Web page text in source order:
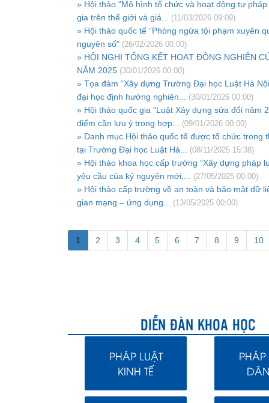
» Hội thảo “Mô hình tổ chức và hoạt động tư
gia trên thế giới và giá...
(11/03/2026 09:09)
» Hội thảo quốc tế “Phòng ngừa tội phạm xuyên
nguyên số” (26/02/2026 00:00)
» HỘI NGHỊ TỔNG KẾT HOẠT ĐỘNG NGHIÊN
NĂM 2025 (30/01/2026 00:00)
» Tọa đàm “Xây dựng Trường Đại học Luật Hà
đại học định hướng nghiên...
(30/01/2026 00:00)
» Hội thảo quốc gia "Luật Xây dựng sửa đổi năm
điểm cần lưu ý trong hợp...
(09/01/2026 00:00)
» Danh mục Hội thảo quốc tế được tổ chức trong
tại Trường Đại học Luật Hà...
(08/11/2025 15:38)
» Hội thảo khoa học cấp trường “Xây dựng pháp
yêu cầu của kỷ nguyên mới,...
(27/05/2025 00:00)
» Hội thảo cấp trường về an toàn và bảo mật dữ
gian mạng – ứng dụng...
(13/05/2025 00:00)
1 2 3 4 5 6 7 8 9 10
DIỄN ĐÀN KHOA HỌC
PHÁP LUẬT
KINH TẾ
PHÁP